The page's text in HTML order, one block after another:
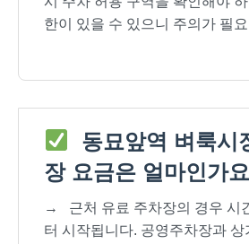
한이 있을 수 있으니 주의가 필
동묘앞역 벼룩시
장 요금은 얼마인가
→
근처 유료 주차장의 경우 시
터 시작됩니다. 공영주차장과 상